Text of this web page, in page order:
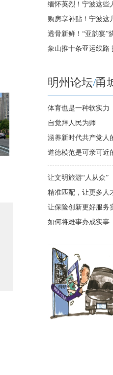
缅怀英烈！宁波这些
购房享补贴！宁波这
透骨新鲜！“亚韵宴”
象山推十条亚运线路
明州论坛/甬
体育也是一种软实力
自觉拜人民为师
涵养新时代共产党人
道德模范是可亲可近
让文明旅游“人从众”
精准匹配，让更多人
让保险创新更好服务
如何将难事办成实事